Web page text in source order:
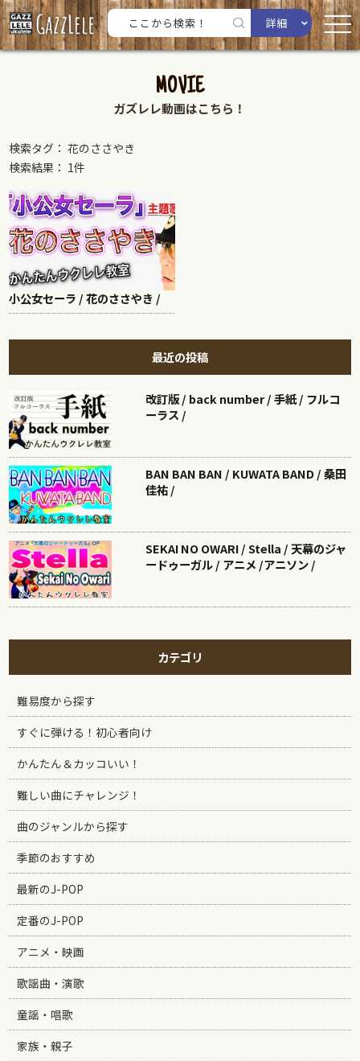
詳細
MOVIE
ガズレレ動画はこちら！
検索タグ： 花のささやき
検索結果： 1件
小公女セーラ / 花のささやき /
最近の投稿
改訂版 / back number / 手紙 / フルコ
ーラス /
BAN BAN BAN / KUWATA BAND / 桑田
佳祐 /
SEKAI NO OWARI / Stella / 天幕のジャ
ードゥーガル / アニメ /アニソン /
カテゴリ
難易度から探す
すぐに弾ける！初心者向け
かんたん＆カッコいい！
難しい曲にチャレンジ！
曲のジャンルから探す
季節のおすすめ
最新のJ-POP
定番のJ-POP
アニメ・映画
歌謡曲・演歌
童謡・唱歌
家族・親子